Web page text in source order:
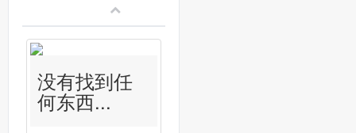
没有找到任
何东西...